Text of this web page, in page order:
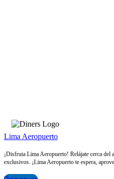
Lima Aeropuerto
¡Disfruta Lima Aeropuerto! Relájate cerca del
exclusivos. ¡Lima Aeropuerto te espera,